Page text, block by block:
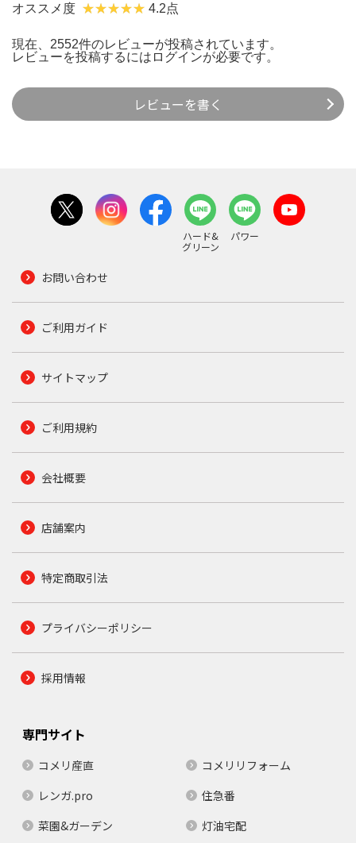
オススメ度 4.2点
現在、2552件のレビューが投稿されています。
レビューを投稿するには ログインが必要です。
レビューを書く
ハード&
グリーン
パワー
お問い合わせ
ご利用ガイド
サイトマップ
ご利用規約
会社概要
店舗案内
特定商取引法
プライバシーポリシー
採用情報
専門サイト
コメリ産直
コメリリフォーム
レンガ.pro
住急番
菜園&ガーデン
灯油宅配